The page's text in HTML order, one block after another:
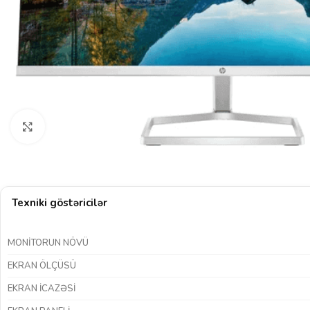
Böyütmək üçün klikləyin
Texniki göstəricilər
MONITORUN NÖVÜ
EKRAN ÖLÇÜSÜ
EKRAN ICAZƏSI